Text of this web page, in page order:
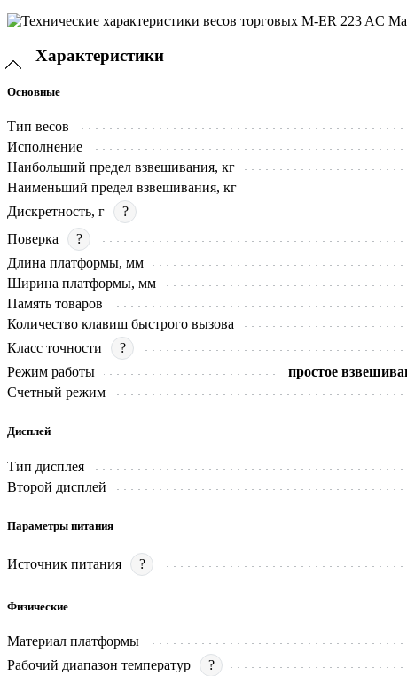
Характеристики
Основные
Тип весов
Исполнение
Наибольший предел взвешивания, кг
Наименьший предел взвешивания, кг
Дискретность, г
?
Поверка
?
Длина платформы, мм
Ширина платформы, мм
Память товаров
Количество клавиш быстрого вызова
Класс точности
?
Режим работы
простое
Счетный режим
Дисплей
Тип дисплея
Второй дисплей
Параметры питания
Источник питания ?
Физические
Материал платформы
Рабочий диапазон температур
?